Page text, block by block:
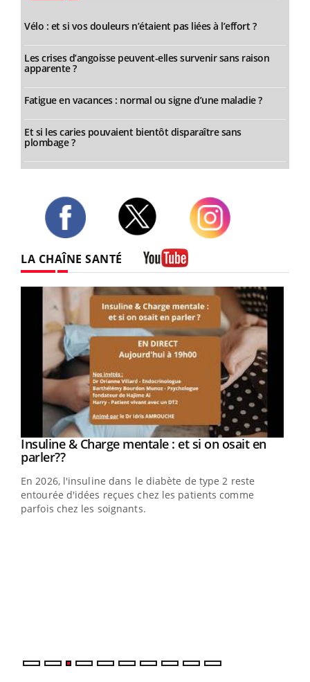
Vélo : et si vos douleurs n’étaient pas liées à l’effort ?
Les crises d’angoisse peuvent-elles survenir sans raison
apparente ?
Fatigue en vacances : normal ou signe d’une maladie ?
Et si les caries pouvaient bientôt disparaître sans
plombage ?
LA CHAÎNE SANTÉ
Youtube
Insuline & Charge mentale : et si on osait en
parler??Youtube
En 2026, l'insuline dans le diabète de type 2 reste
entourée d'idées reçues chez les patients comme
parfois chez les soignants.